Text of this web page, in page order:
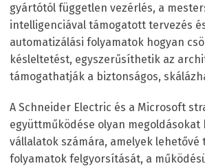
gyártótól független vezérlés, a
intelligenciával támogatott tervezés
automatizálási folyamatok hogyan
késleltetést, egyszerűsíthetik az
támogathatják a biztonságos,
A Schneider Electric és a Microsoft
együttműködése olyan
vállalatok számára, amelyek lehetővé
folyamatok felgyorsítását, a